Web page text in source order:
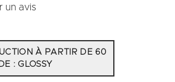
un avis
À PARTIR DE 60
: GLOSSY